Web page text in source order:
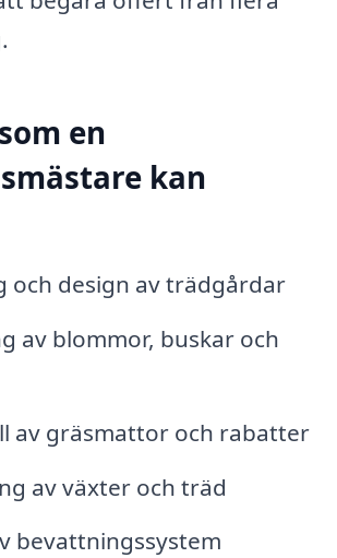
en
kan
och design av trädgårdar
av blommor, buskar och
av gräsmattor och rabatter
av växter och träd
bevattningssystem